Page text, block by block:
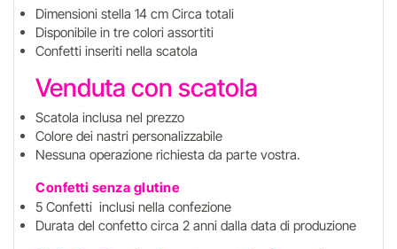
Dimensioni stella 14 cm Circa totali
Disponibile in tre colori assortiti
Confetti inseriti nella scatola
Venduta con scatola
Scatola inclusa nel prezzo
Colore dei nastri personalizzabile
Nessuna operazione richiesta da parte vostra.
Confetti senza glutine
5 Confetti inclusi nella confezione
Durata del confetto circa 2 anni dalla data di produzione